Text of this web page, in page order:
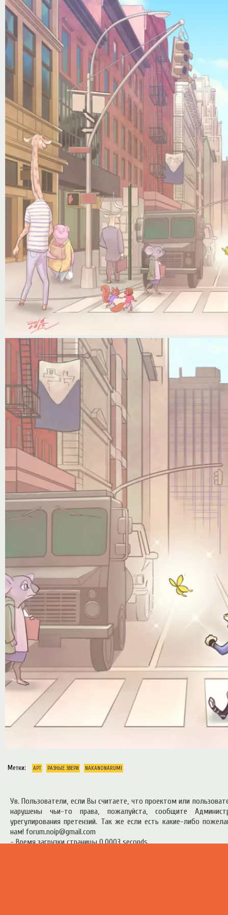
Notice : Trying to access array offset on value of type null in
Творчество
Метки: АРТ РАЗНЫЕ ЗВЕРИ NAKANONARUMI
Ув. Пользователи, если Вы считаете, что проектом или
нарушены чьи-то права, пожалуйста, сообщите
урегулирования претензий. Так же если есть какие-либо
нам! forum.noip@gmail.com
- Время загрузки страницы 0.0003 seconds